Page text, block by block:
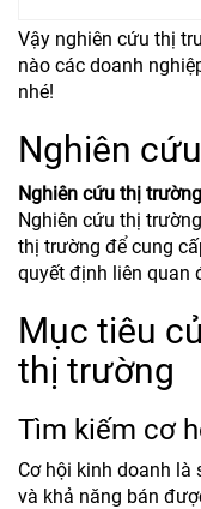
Vậy nghiên cứu thị
nào các doanh
nhé!
Nghiên
Nghiên cứu thị trường
Nghiên cứu thị
thị trường để cung
quyết định liên quan
Mục tiêu
thị trường
Tìm kiếm cơ
Cơ hội kinh doanh là
và khả năng bán